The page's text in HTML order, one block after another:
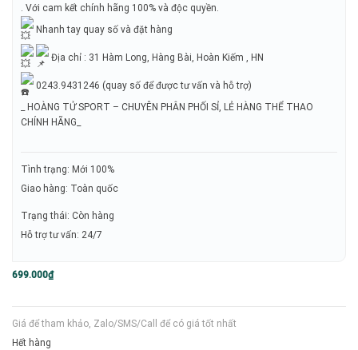
. Với cam kết chính hãng 100% và độc quyền.
Nhanh tay quay số và đặt hàng
Địa chỉ : 31 Hàm Long, Hàng Bài, Hoàn Kiếm , HN
0243.9431246 (quay số để được tư vấn và hỗ trợ)
_ HOÀNG TỬ SPORT – CHUYÊN PHÂN PHỐI SỈ, LẺ HÀNG THỂ THAO
CHÍNH HÃNG_
Tình trạng: Mới 100%
Giao hàng: Toàn quốc
Trạng thái: Còn hàng
Hỗ trợ tư vấn: 24/7
699.000₫
Giá để tham khảo, Zalo/SMS/Call để có giá tốt nhất
Hết hàng